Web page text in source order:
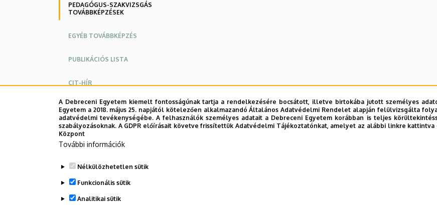
Művelődéstudományi
PEDAGÓGUS-SZAKVIZSGÁS
TOVÁBBKÉPZÉSEK
EGYÉB TOVÁBBKÉPZÉS
PUBLIKÁCIÓS LISTA
CIT-HÍR
A Debreceni Egyetem kiemelt fontosságúnak tartja a rendelkezésére bocsátott, illetve birtokába jutott személyes
Egyetem a 2018. május 25. napjától kötelezően alkalmazandó Általános Adatvédelmi Rendelet alapján felülvizsgálta
adatvédelmi tevékenységébe. A felhasználók személyes adatait a Debreceni Egyetem korábban is teljes
szabályozásoknak. A GDPR előírásait követve frissítettük Adatvédelmi Tájékoztatónkat, amelyet az alábbi linkre
Központ
További információk
Nélkülözhetetlen sütik
Funkcionális sütik
Analitikai sütik